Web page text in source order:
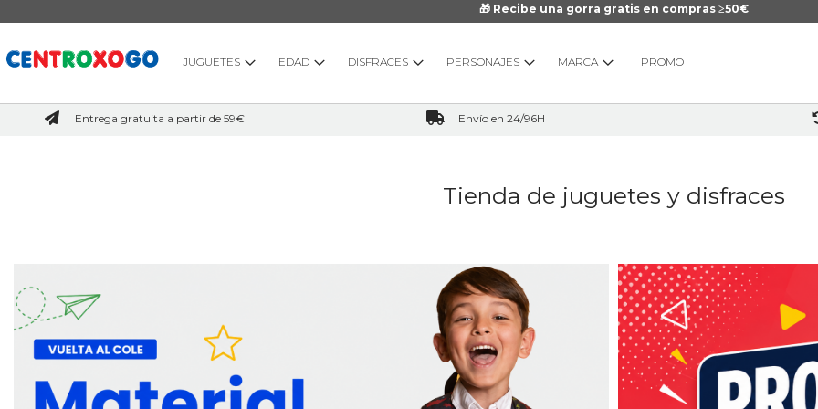
🎁 Recibe una gorra gratis en compras ≥50€
al
JUGUETES EDAD DISFRACES PERSONAJES MARCA PROMO
Entrega gratuita a partir de 59€ Envío en 24/96H
Tienda de juguetes y disfraces